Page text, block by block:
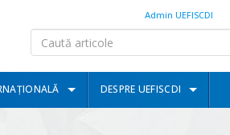
Admin UEFISCDI
DESPRE UEFISCDI